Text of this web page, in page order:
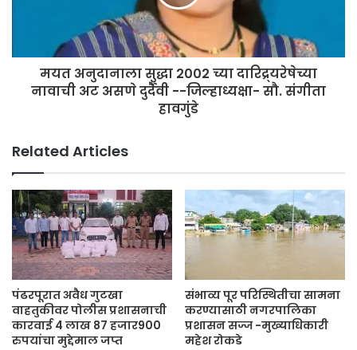
देगांवचे नुतन सरपंच सौ भाग्यश्री समाधान घाडगे, सोमनाथ जाधव, सिनेकलावंत
आणि शिक्षण
मुख्याध्यापक सुरसेन बुधवंत सर, गुरू पाटोळे सर, विजय बंगाळे, हिरालाल भोई,
बाळासाहेब पवार सर ,सुनिता कुलकर्णी माडम, वाघमारे माडम, गुरसाळकर माडम व
संपूर्ण वायदंडे हे उपस्थित होते
मयत अनुदानाला सुद्धा 2002 च्या दारिद्र्यरेषेच्या
नावाची अट असणे दुर्दैवी --जिल्हाध्यक्षा- सौ. संगीता
हावगुंडे
Related Articles
पंढरपूरात अवैध गुटखा
वाहतुकीवर पोलीस प्रशासनाची
कारवाई 4 लाख 87 हजार900
रुपयांचा मुद्देमाल जप्त
संभाव्य पूर परिस्थितीचा सामना
करण्यासाठी नगरपालिका
प्रशासन सज्ज -मुख्याधिकारी
महेश रोकडे